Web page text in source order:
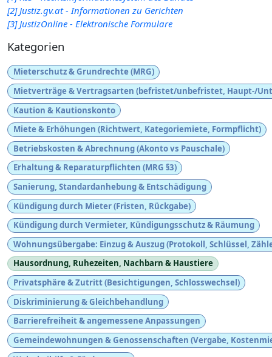
[2] Justiz.gv.at - Informationen zu Gerichten
[3] JustizOnline - Elektronische Formulare
Kategorien
Mieterschutz & Grundrechte (MRG)
Mietverträge & Vertragsarten (befristet/unbefristet, Haupt-/
Kaution & Kautionskonto
Miete & Erhöhungen (Richtwert, Kategoriemiete, Formpflicht)
Betriebskosten & Abrechnung (Akonto vs Pauschale)
Erhaltung & Reparaturpflichten (MRG §3)
Sanierung, Standardanhebung & Entschädigung
Kündigung durch Mieter (Fristen, Rückgabe)
Kündigung durch Vermieter, Kündigungsschutz & Räumung
Wohnungsübergabe: Einzug & Auszug (Protokoll, Schlüssel,
Hausordnung, Ruhezeiten, Nachbarn & Haustiere
Privatsphäre & Zutritt (Besichtigungen, Schlosswechsel)
Diskriminierung & Gleichbehandlung
Barrierefreiheit & angemessene Anpassungen
Gemeindewohnungen & Genossenschaften (Vergabe,